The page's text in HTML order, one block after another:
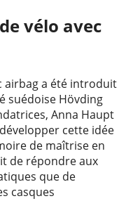
vélo avec
airbag a été introduit
suédoise Hövding
Anna Haupt
cette idée
de maîtrise en
de répondre aux
que de
casques